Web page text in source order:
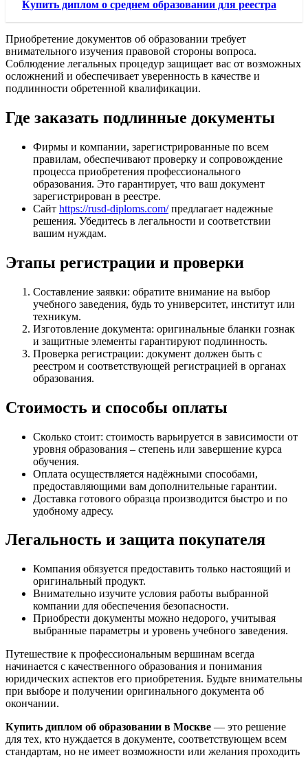
Купить диплом о среднем образовании для реестра
Приобретение документов об образовании требует
внимательного изучения правовой стороны вопроса.
Соблюдение легальных процедур защищает вас от возможных
осложнений и обеспечивает уверенность в качестве и
подлинности обретенной квалификации.
Где заказать подлинные документы
Фирмы и компании, зарегистрированные по всем
правилам, обеспечивают проверку и сопровождение
процесса приобретения профессионального
образования. Это гарантирует, что ваш документ
зарегистрирован в реестре.
Сайт https://rusd-diploms.com/предлагает надежные
решения. Убедитесь в легальности и соответствии
вашим нуждам.
Этапы регистрации и проверки
Составление заявки: обратите внимание на выбор
учебного заведения, будь то университет, институт или
техникум.
Изготовление документа: оригинальные бланки гознак
и защитные элементы гарантируют подлинность.
Проверка регистрации: документ должен быть с
реестром и соответствующей регистрацией в органах
образования.
Стоимость и способы оплаты
Сколько стоит: стоимость варьируется в зависимости от
уровня образования – степень или завершение курса
обучения.
Оплата осуществляется надёжными способами,
предоставляющими вам дополнительные гарантии.
Доставка готового образца производится быстро и по
удобному адресу.
Легальность и защита покупателя
Компания обязуется предоставить только настоящий и
оригинальный продукт.
Внимательно изучите условия работы выбранной
компании для обеспечения безопасности.
Приобрести документы можно недорого, учитывая
выбранные параметры и уровень учебного заведения.
Путешествие к профессиональным вершинам всегда
начинается с качественного образования и понимания
юридических аспектов его приобретения. Будьте внимательны
при выборе и получении оригинального документа об
окончании.
Купить диплом об образовании в Москве — это решение
для тех, кто нуждается в документе, соответствующем всем
стандартам, но не имеет возможности или желания проходить